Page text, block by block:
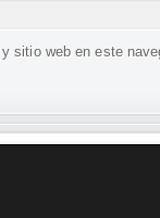
sitio web en este